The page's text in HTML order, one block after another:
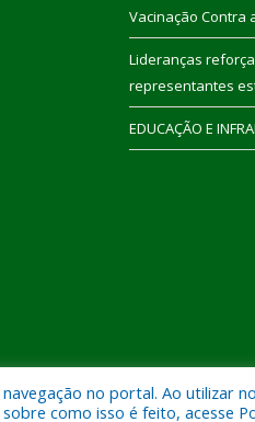
Vacinação Contra
Lideranças
representantes
EDUCAÇÃO E
de Pau D’Arco.
no portal. Ao utilizar
como isso é feito, acesse